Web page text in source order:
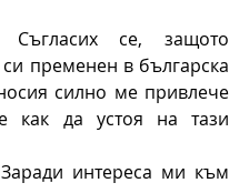
Съгласих се, защото
си пременен в българска
силно ме привлече
как да устоя на тази
интереса ми към